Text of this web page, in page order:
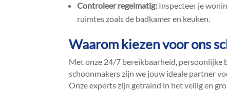
Controleer regelmatig: Inspecteer je
ruimtes zoals de badkamer en keuken.​
Waarom kiezen voor ons
Met onze 24/7 bereikbaarheid, persoonlijke
schoonmakers zijn we jouw ideale partner
Onze experts zijn getraind in het veilig en